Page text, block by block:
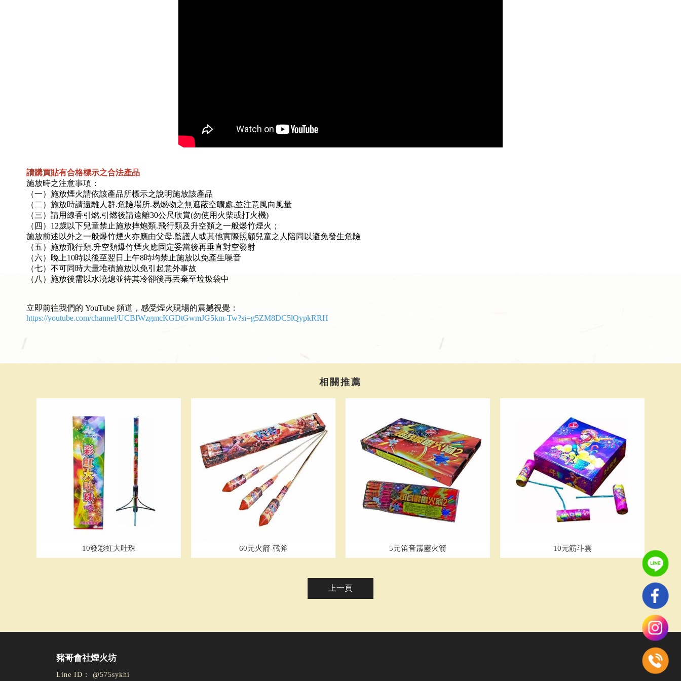
請購買貼有合格標示之合法產品
施放時之注意事項：
（一）施放煙火請依該產品所標示之說明施放該產品
（二）施放時請遠離人群.危險場所.易燃物之無遮蔽空曠處,並注意風向風量
（三）請用線香引燃,引燃後請遠離30公尺欣賞(勿使用火柴或打火機)
（四）12歲以下兒童禁止施放摔炮類.飛行類及升空類之一般爆竹煙火；
施放前述以外之一般爆竹煙火亦應由父母.監護人或其他實際照顧兒童之人陪同以避免發生危險
（五）施放飛行類.升空類爆竹煙火應固定妥當後再垂直對空發射
（六）晚上10時以後至翌日上午8時均禁止施放以免產生噪音
（七）不可同時大量堆積施放以免引起意外事故
（八）施放後需以水澆熄並待其冷卻後再丟棄至垃圾袋中
立即前往我們的 YouTube 頻道，感受煙火現場的震撼視覺：
https://youtube.com/channel/UCBIWzgmcKGDtGwmJG5km-Tw?si=g5ZM8DC5lQypkRRH
10發彩虹大吐珠 60元火箭-戰斧 5元笛音霹靂火箭 10元筋斗雲
上一頁
@575sykhi